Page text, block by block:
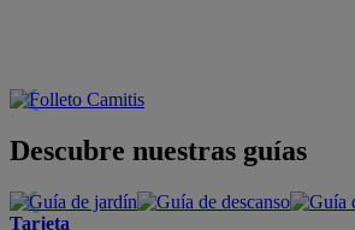
Descubre nuestras guías
Tarjeta